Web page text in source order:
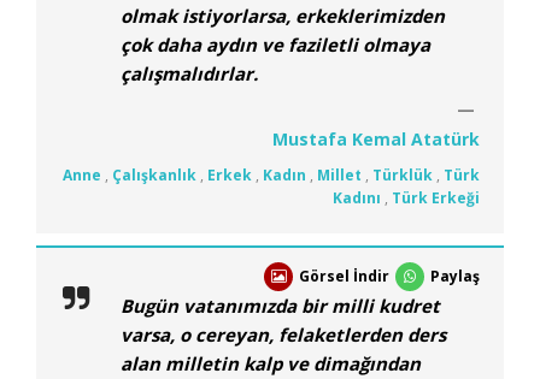
olmak istiyorlarsa, erkeklerimizden
çok daha aydın ve faziletli olmaya
çalışmalıdırlar.
Mustafa Kemal Atatürk
Anne , Çalışkanlık , Erkek , Kadın , Millet , Türklük , Türk
Kadını , Türk Erkeği
Görsel İndir Paylaş
Bugün vatanımızda bir milli kudret
varsa, o cereyan, felaketlerden ders
alan milletin kalp ve dimağından